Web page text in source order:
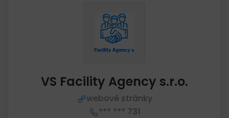
VS Facility Agency s.r.o.
webové stránky
*** *** 731